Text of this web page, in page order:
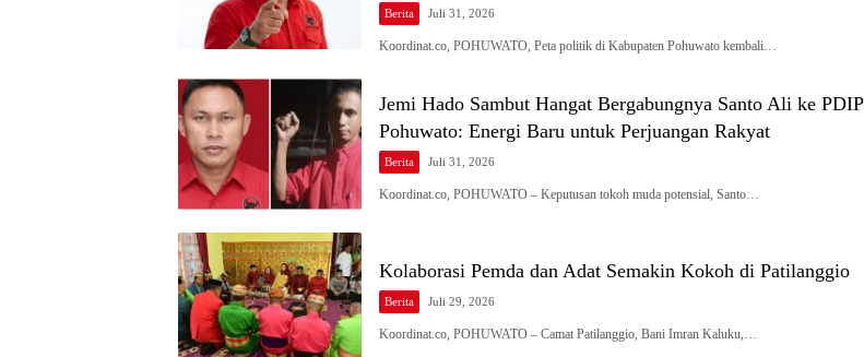
Berita Juli 31, 2026
Koordinat.co, POHUWATO, Peta politik di Kabupaten Pohuwato kembali…
Jemi Hado Sambut Hangat Bergabungnya Santo Ali ke PDIP
Pohuwato: Energi Baru untuk Perjuangan Rakyat
Berita Juli 31, 2026
Koordinat.co, POHUWATO – Keputusan tokoh muda potensial, Santo…
Kolaborasi Pemda dan Adat Semakin Kokoh di Patilanggio
Berita Juli 29, 2026
Koordinat.co, POHUWATO – Camat Patilanggio, Bani Imran Kaluku,…